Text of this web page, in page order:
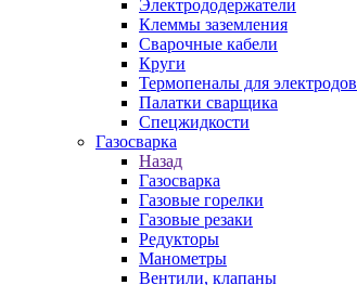
Электрододержатели
Клеммы заземления
Сварочные кабели
Круги
Термопеналы для электродов
Палатки сварщика
Спецжидкости
Газосварка
Назад
Газосварка
Газовые горелки
Газовые резаки
Редукторы
Манометры
Вентили, клапаны